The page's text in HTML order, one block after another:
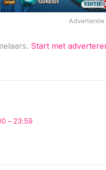
Advertentie
Start met
– 23:59